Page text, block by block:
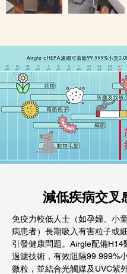
減低疾病交叉
免疫力較低人士（如孕婦、小
病患者）長期吸入有害粒子或
引發健康問題。Airgle配備H14
過濾技術，有效阻隔99.999%
微粒，並結合光觸媒及UVC紫